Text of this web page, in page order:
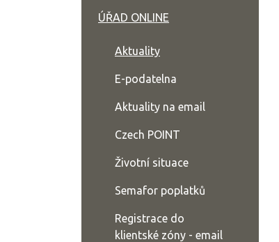
ÚŘAD ONLINE
Aktuality
E-podatelna
Aktuality na email
Czech POINT
Životní situace
Semafor poplatků
Registrace do
klientské zóny - email